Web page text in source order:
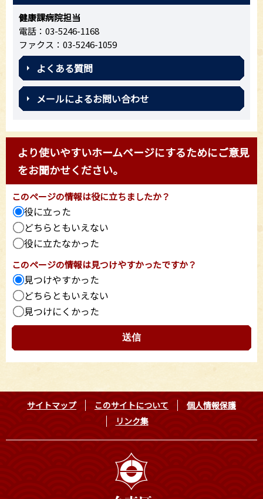
健康課病院担当
電話：03-5246-1168
ファクス：03-5246-1059
よくある質問
メールによるお問い合わせ
より使いやすいホームページにするためにご意見
をお聞かせください。
このページの情報は役に立ちましたか？
役に立った
どちらともいえない
役に立たなかった
このページの情報は見つけやすかったですか？
見つけやすかった
どちらともいえない
見つけにくかった
サイトマップ このサイトについて
個人情報保護
リンク集